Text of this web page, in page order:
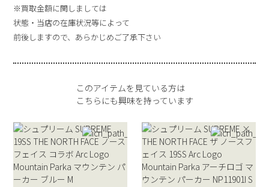
※買取金額に関しましては
状態・当店の在庫状況等によって
前後しますので、あらかじめご了承下さい
このアイテムを見ている方は
こちらにも興味を持っています